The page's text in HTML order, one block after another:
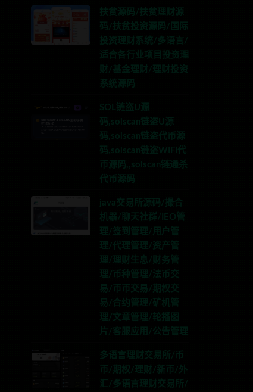
扶贫源码/扶贫理财源
码/扶贫投资源码/国际
投资理财系统/多语言/
适合各行业项目投资理
财/基金理财/理财投资
系统源码
SOL链盗U源
码,solscan链盗U源
码,solscan链盗代币源
码,solscan链盗WIFI代
币源码,,solscan链通杀
代币源码
java交易所源码/撮合
机器/聊天社群/IEO管
理/签到管理/用户管
理/代理管理/资产管
理/理财生息/财务管
理/币种管理/法币交
易/币币交易/期权交
易/合约管理/矿机管
理/文章管理/轮播图
片/客服应用/公告管理
多语言理财交易所/币
币/期权/理财/新币/外
汇/多语言理财交易所/